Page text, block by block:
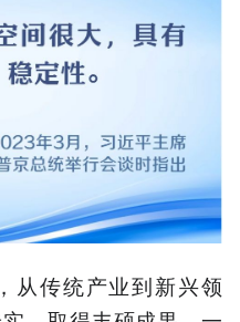
从传统产业到新兴领